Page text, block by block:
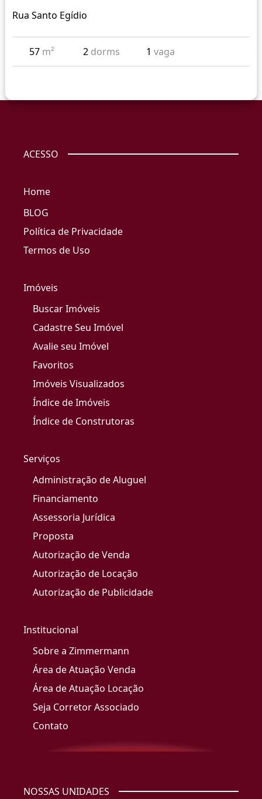
Rua Santo Egídio
57 m² 2 dorms 1vaga
ACESSO
Home
BLOG
Política de Privacidade
Termos de Uso
Imóveis
Buscar Imóveis
Cadastre Seu Imóvel
Avalie seu Imóvel
Favoritos
Imóveis Visualizados
Índice de Imóveis
Índice de Construtoras
Serviços
Administração de Aluguel
Financiamento
Assessoria Jurídica
Proposta
Autorização de Venda
Autorização de Locação
Autorização de Publicidade
Institucional
Sobre a Zimmermann
Área de Atuação Venda
Área de Atuação Locação
Seja Corretor Associado
Contato
NOSSAS UNIDADES